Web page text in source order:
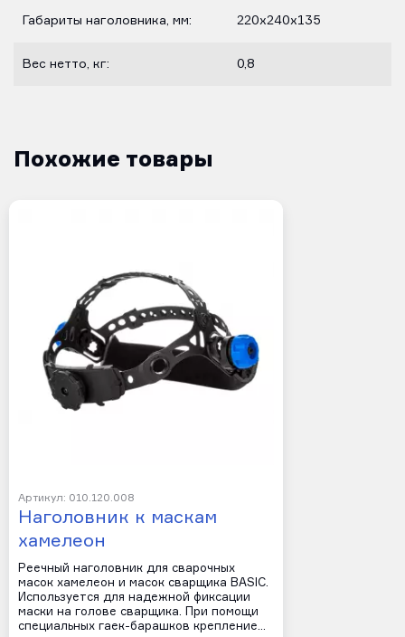
Габариты наголовника, мм: 220х240х135
Вес нетто, кг: 0,8
Похожие товары
Артикул: 010.120.008
Наголовник к маскам
хамелеон
Реечный наголовник для сварочных
масок хамелеон и масок сварщика BASIC.
Используется для надежной фиксации
маски на голове сварщика. При помощи
специальных гаек-барашков крепление…